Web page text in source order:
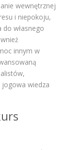
wewnętrznej
i niepokoju,
własnego
innym w
wiedza